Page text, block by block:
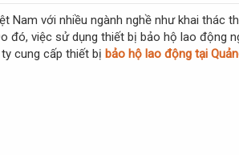
với nhiều ngành nghề như khai thác
đó, việc sử dụng thiết bị bảo hộ lao động
cung cấp thiết bị bảo hộ lao động tại